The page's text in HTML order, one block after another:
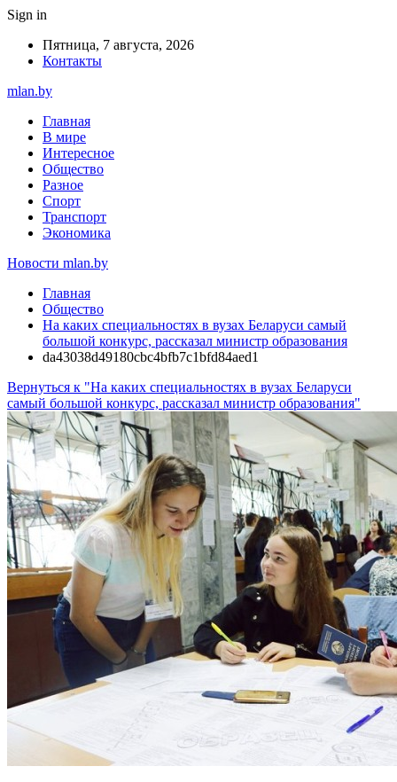
Sign in
Пятница, 7 августа, 2026
Контакты
mlan.by
Главная
В мире
Интересное
Общество
Разное
Спорт
Транспорт
Экономика
Новости mlan.by
Главная
Общество
На каких специальностях в вузах Беларуси самый
большой конкурс, рассказал министр образования
da43038d49180cbc4bfb7c1bfd84aed1
Вернуться к "На каких специальностях в вузах Беларуси
самый большой конкурс, рассказал министр образования"